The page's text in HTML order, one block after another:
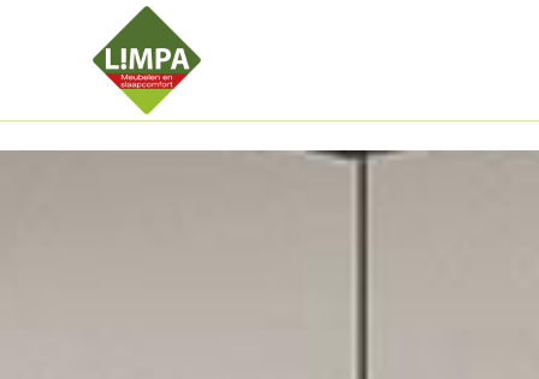
Anhangerma Sommersch